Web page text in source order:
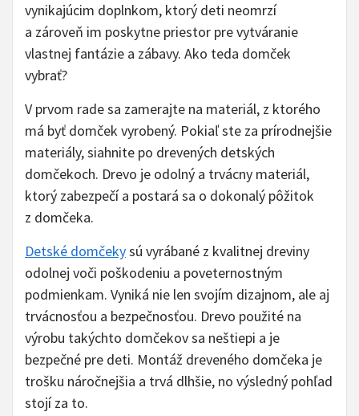
vynikajúcim doplnkom, ktorý deti neomrzí
a zároveň im poskytne priestor pre vytváranie
vlastnej fantázie a zábavy. Ako teda domček
vybrať?
V prvom rade sa zamerajte na materiál, z ktorého
má byť domček vyrobený. Pokiaľ ste za prírodnejšie
materiály, siahnite po drevených detských
domčekoch. Drevo je odolný a trvácny materiál,
ktorý zabezpečí a postará sa o dokonalý pôžitok
z domčeka.
Detské domčekysú vyrábané z kvalitnej dreviny
odolnej voči poškodeniu a poveternostným
podmienkam. Vyniká nie len svojím dizajnom, ale aj
trvácnosťou a bezpečnosťou. Drevo použité na
výrobu takýchto domčekov sa neštiepi a je
bezpečné pre deti. Montáž dreveného domčeka je
trošku náročnejšia a trvá dlhšie, no výsledný pohľad
stojí za to.